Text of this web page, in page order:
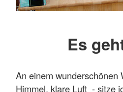
Es
An einem wunderschönen
Himmel, klare Luft - sitze